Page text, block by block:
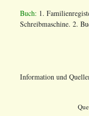
Buch: 1.
Schreibmaschine. 2.
Information und